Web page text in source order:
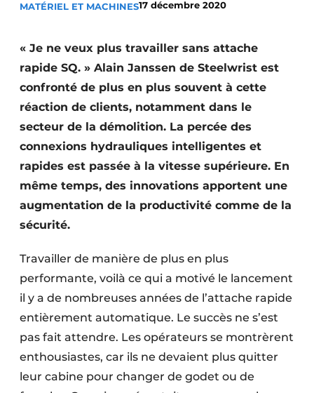
Construction bois
Contrôle d’accès
Éclairage
Fondations
Façades
Géotextiles
Infrastructures souterraines et égouttage
Rénovation
MATÉRIEL ET MACHINES17 décembre 2020
« Je ne veux plus travailler sans attache
rapide SQ. » Alain Janssen de Steelwrist est
confronté de plus en plus souvent à cette
réaction de clients, notamment dans le
secteur de la démolition. La percée des
connexions hydrauliques intelligentes et
rapides est passée à la vitesse supérieure. En
même temps, des innovations apportent une
augmentation de la productivité comme de la
sécurité.
Travailler de manière de plus en plus
performante, voilà ce qui a motivé le lancement
il y a de nombreuses années de l’attache rapide
entièrement automatique. Le succès ne s’est
pas fait attendre. Les opérateurs se montrèrent
enthousiastes, car ils ne devaient plus quitter
leur cabine pour changer de godet ou de